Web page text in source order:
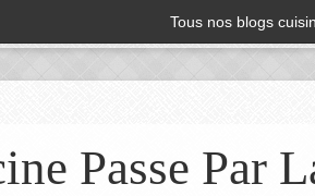
Tous nos blogs
Passe Par